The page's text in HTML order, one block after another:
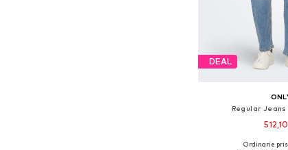
DEAL
Regular
Ordinarie